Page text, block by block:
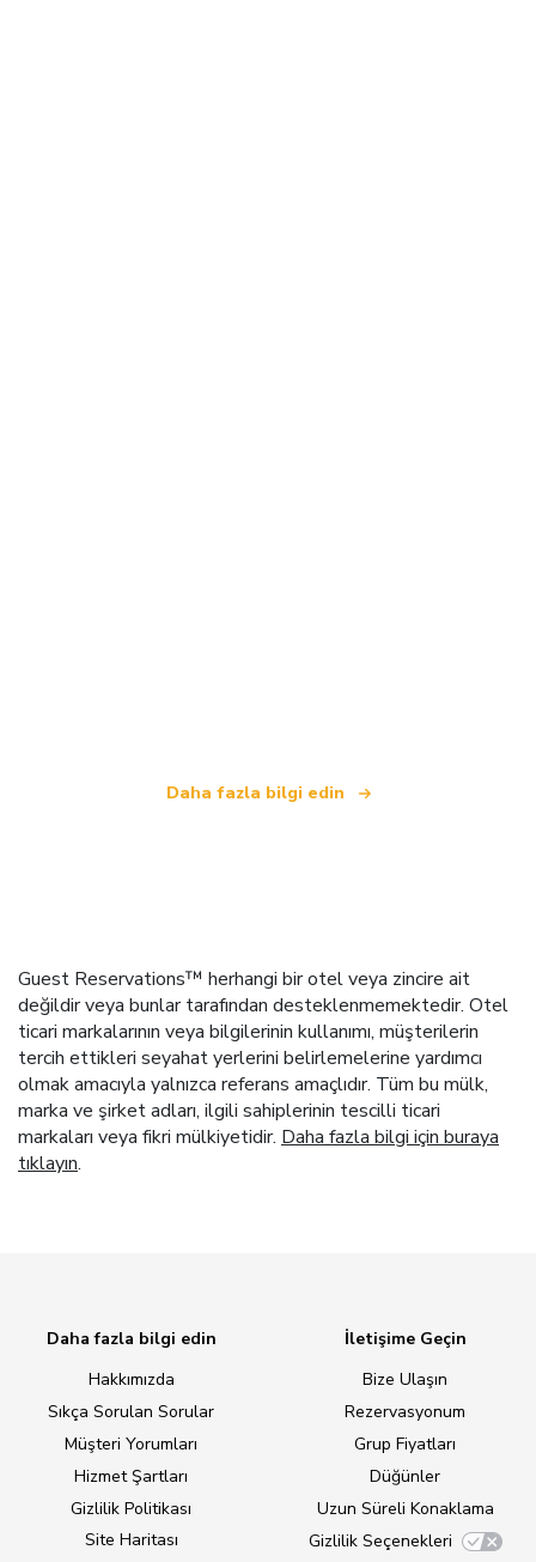
Daha fazla bilgi edin
Guest Reservations™ herhangi bir otel veya zincire ait
değildir veya bunlar tarafından desteklenmemektedir. Otel
ticari markalarının veya bilgilerinin kullanımı, müşterilerin
tercih ettikleri seyahat yerlerini belirlemelerine yardımcı
olmak amacıyla yalnızca referans amaçlıdır. Tüm bu mülk,
marka ve şirket adları, ilgili sahiplerinin tescilli ticari
markaları veya fikri mülkiyetidir. Daha fazla bilgi için buraya
tıklayın.
Daha fazla bilgi edin
Hakkımızda
Sıkça Sorulan Sorular
Müşteri Yorumları
Hizmet Şartları
Gizlilik Politikası
Site Haritası
İletişime Geçin
Bize Ulaşın
Rezervasyonum
Grup Fiyatları
Düğünler
Uzun Süreli Konaklama
Gizlilik Seçenekleri